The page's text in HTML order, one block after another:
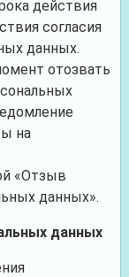
действия
согласия
данных.
отозвать
на
«Отзыв
данных».
данных